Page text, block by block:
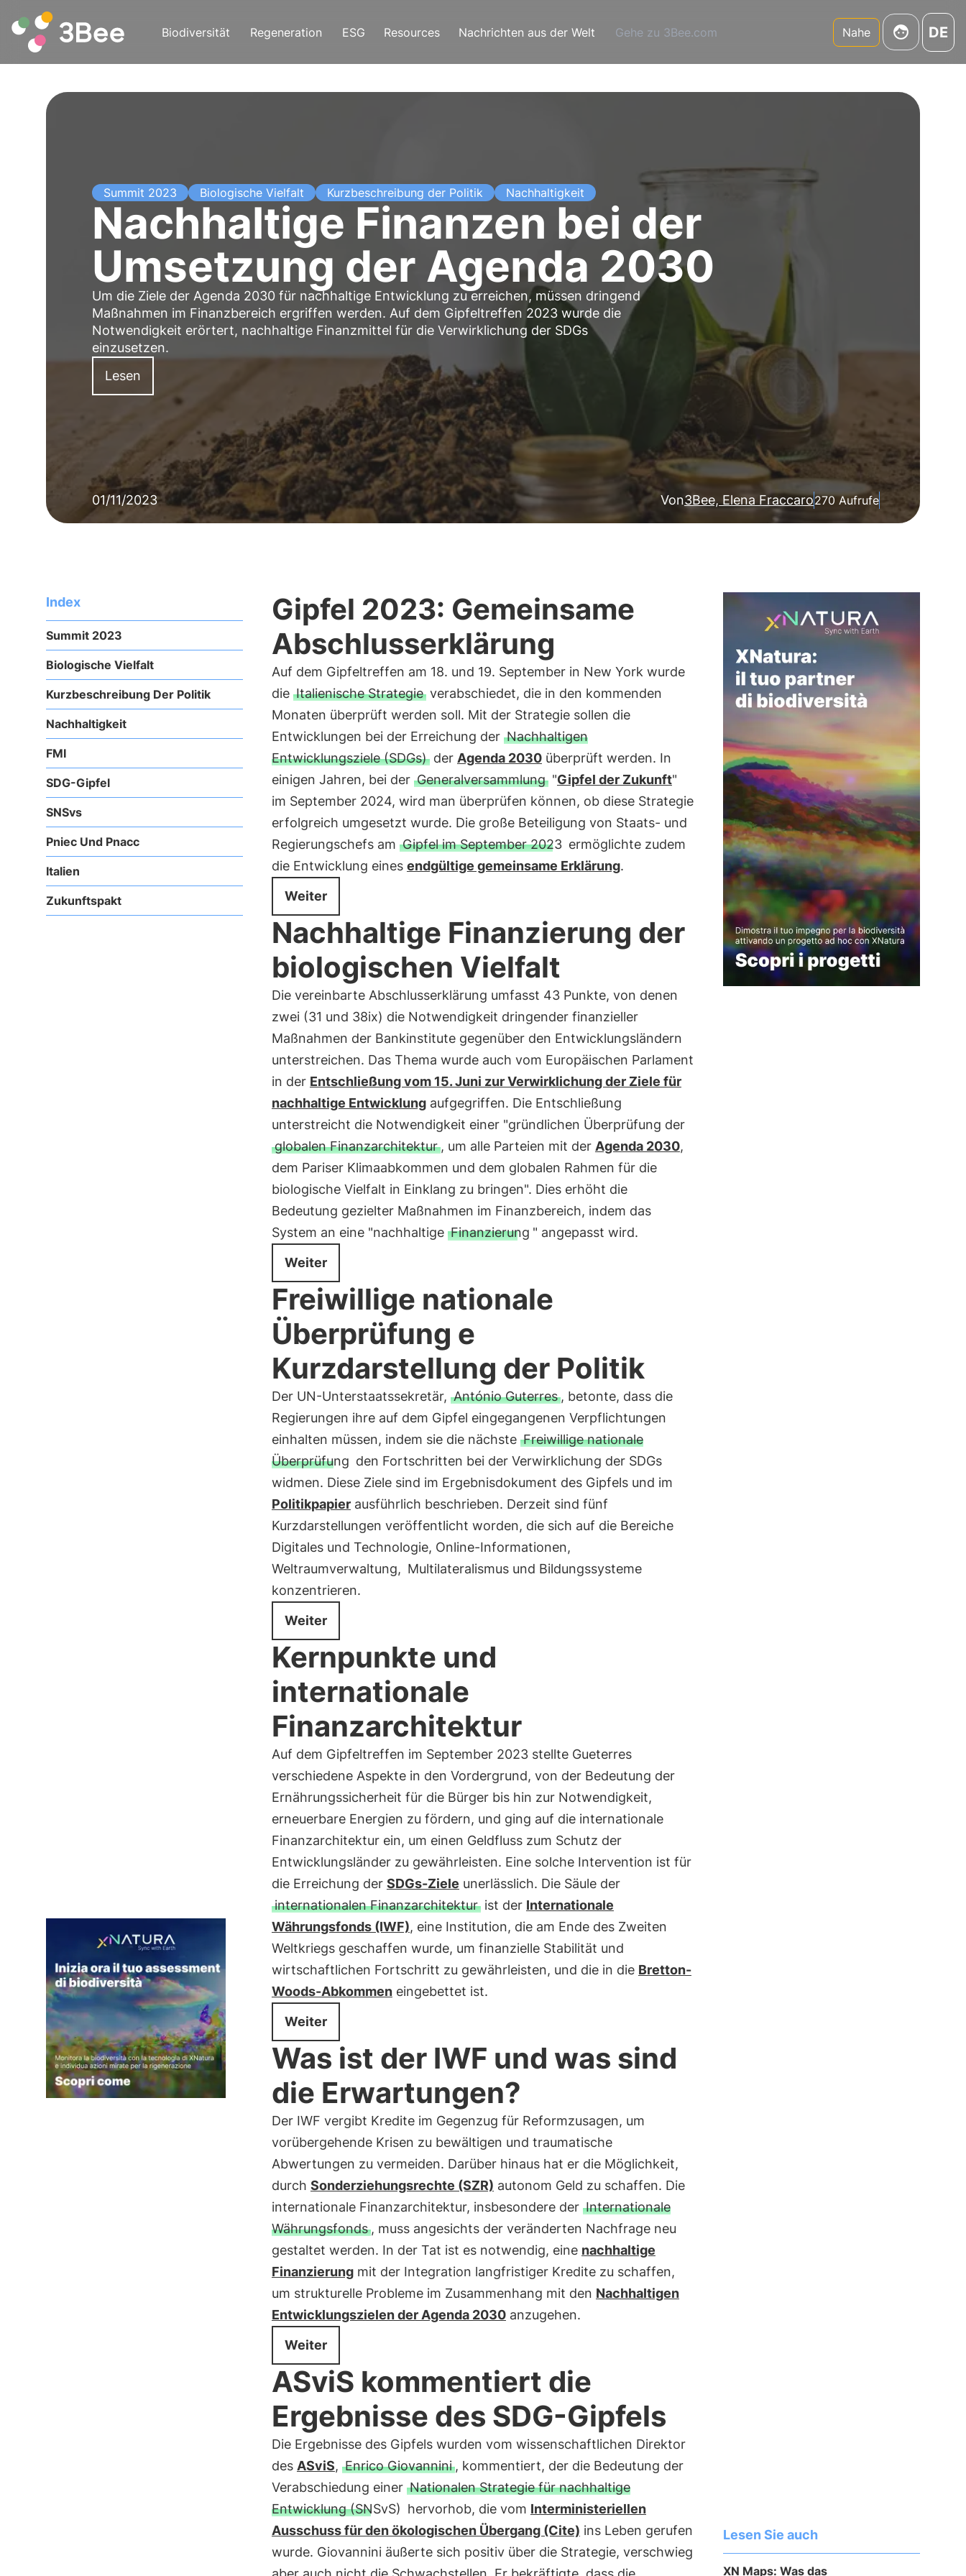
Biodiversität Regeneration ESG Resources Nachrichten aus der Welt Gehe zu 3Bee.com Nahe DE
Summit 2023 Biologische Vielfalt Kurzbeschreibung der Politik Nachhaltigkeit
Nachhaltige Finanzen bei der
Umsetzung der Agenda 2030
Um die Ziele der Agenda 2030 für nachhaltige Entwicklung zu erreichen, müssen dringend
Maßnahmen im Finanzbereich ergriffen werden. Auf dem Gipfeltreffen 2023 wurde die
Notwendigkeit erörtert, nachhaltige Finanzmittel für die Verwirklichung der SDGs
einzusetzen.
Lesen
01/11/2023 Von3Bee, Elena Fraccaro270 Aufrufe
Index
Summit 2023
Biologische Vielfalt
Kurzbeschreibung Der Politik
Nachhaltigkeit
FMI
SDG-Gipfel
SNSvs
Pniec Und Pnacc
Italien
Zukunftspakt
Gipfel 2023: Gemeinsame
Abschlusserklärung
Auf dem Gipfeltreffen am 18. und 19. September in New York wurde
die Italienische Strategieverabschiedet, die in den kommenden
Monaten überprüft werden soll. Mit der Strategie sollen die
Entwicklungen bei der Erreichung der Nachhaltigen
Entwicklungsziele (SDGs)der Agenda 2030überprüft werden. In
einigen Jahren, bei der Generalversammlung"Gipfel der Zukunft"
im September 2024, wird man überprüfen können, ob diese Strategie
erfolgreich umgesetzt wurde. Die große Beteiligung von Staats- und
Regierungschefs am Gipfel im September 2023 ermöglichte zudem
die Entwicklung eines endgültige gemeinsame Erklärung.
Weiter
Nachhaltige Finanzierung der
biologischen Vielfalt
Die vereinbarte Abschlusserklärung umfasst 43 Punkte, von denen
zwei (31 und 38ix) die Notwendigkeit dringender finanzieller
Maßnahmen der Bankinstitute gegenüber den Entwicklungsländern
unterstreichen. Das Thema wurde auch vom Europäischen Parlament
in der Entschließung vom 15. Juni zur Verwirklichung der Ziele für
nachhaltige Entwicklungaufgegriffen. Die Entschließung
unterstreicht die Notwendigkeit einer "gründlichen Überprüfung der
globalen Finanzarchitektur, um alle Parteien mit der Agenda 2030,
dem Pariser Klimaabkommen und dem globalen Rahmen für die
biologische Vielfalt in Einklang zu bringen". Dies erhöht die
Bedeutung gezielter Maßnahmen im Finanzbereich, indem das
System an eine "nachhaltige Finanzierung " angepasst wird.
Weiter
Freiwillige nationale
Überprüfung e
Kurzdarstellung der Politik
Der UN-Unterstaatssekretär, António Guterres, betonte, dass die
Regierungen ihre auf dem Gipfel eingegangenen Verpflichtungen
einhalten müssen, indem sie die nächste Freiwillige nationale
Überprüfung den Fortschritten bei der Verwirklichung der SDGs
widmen. Diese Ziele sind im Ergebnisdokument des Gipfels und im
Politikpapierausführlich beschrieben. Derzeit sind fünf
Kurzdarstellungen veröffentlicht worden, die sich auf die Bereiche
Digitales und Technologie, Online-Informationen,
Weltraumverwaltung, Multilateralismus und Bildungssysteme
konzentrieren.
Weiter
Kernpunkte und
internationale
Finanzarchitektur
Auf dem Gipfeltreffen im September 2023 stellte Gueterres
verschiedene Aspekte in den Vordergrund, von der Bedeutung der
Ernährungssicherheit für die Bürger bis hin zur Notwendigkeit,
erneuerbare Energien zu fördern, und ging auf die internationale
Finanzarchitektur ein, um einen Geldfluss zum Schutz der
Entwicklungsländer zu gewährleisten. Eine solche Intervention ist für
die Erreichung der SDGs-Ziele unerlässlich. Die Säule der
internationalen Finanzarchitekturist der Internationale
Währungsfonds (IWF), eine Institution, die am Ende des Zweiten
Weltkriegs geschaffen wurde, um finanzielle Stabilität und
wirtschaftlichen Fortschritt zu gewährleisten, und die in die Bretton-
Woods-Abkommeneingebettet ist.
Weiter
Was ist der IWF und was sind
die Erwartungen?
Der IWF vergibt Kredite im Gegenzug für Reformzusagen, um
vorübergehende Krisen zu bewältigen und traumatische
Abwertungen zu vermeiden. Darüber hinaus hat er die Möglichkeit,
durch Sonderziehungsrechte (SZR) autonom Geld zu schaffen. Die
internationale Finanzarchitektur, insbesondere der Internationale
Währungsfonds, muss angesichts der veränderten Nachfrage neu
gestaltet werden. In der Tat ist es notwendig, eine nachhaltige
Finanzierungmit der Integration langfristiger Kredite zu schaffen,
um strukturelle Probleme im Zusammenhang mit den Nachhaltigen
Entwicklungszielen der Agenda 2030anzugehen.
Weiter
ASviS kommentiert die
Ergebnisse des SDG-Gipfels
Die Ergebnisse des Gipfels wurden vom wissenschaftlichen Direktor
des ASviS, Enrico Giovannini, kommentiert, der die Bedeutung der
Verabschiedung einer Nationalen Strategie für nachhaltige
Entwicklung (SNSvS) hervorhob, die vom Interministeriellen
Ausschuss für den ökologischen Übergang (Cite) ins Leben gerufen
wurde. Giovannini äußerte sich positiv über die Strategie, verschwieg
Lesen Sie auch
XN Maps: Was das